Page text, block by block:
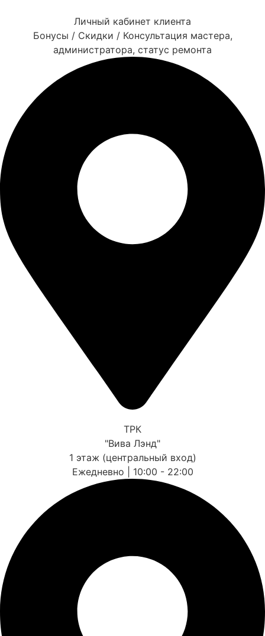
Личный кабинет клиента
Бонусы / Скидки / Консультация мастера,
администратора, статус ремонта
ТРК
"Вива Лэнд"
1 этаж (центральный вход)
Ежедневно | 10:00 - 22:00